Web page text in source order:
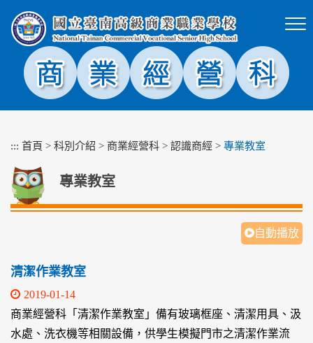
塊
::: 首頁 > 科別介紹 > 商業經營科 > 認識商經 > 專業教室
專業教室
自動播放
清潔作業教室
2019-01-14
商業經營科「清潔作業教室」備有玻璃框座、清潔用具、汲
水處、洗衣機等相關設備，供學生模擬門市之清潔作業流